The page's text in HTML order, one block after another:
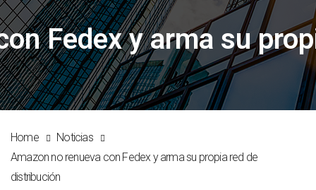
Fedex y arma su
Home
Noticias
Amazon no renueva con Fedex y arma su propia red de
distribución